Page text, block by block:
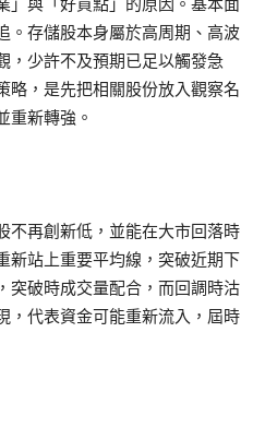
」與「好買點」的原因。基本面
。存儲股本身屬於高周期、高波
，少許不及預期已足以觸發急
略，是先把相關股份放入觀察名
重新轉強。
不再創新低，並能在大市回落時
新站上重要平均線，突破近期下
突破時成交量配合，而回調時沽
，代表資金可能重新流入，屆時